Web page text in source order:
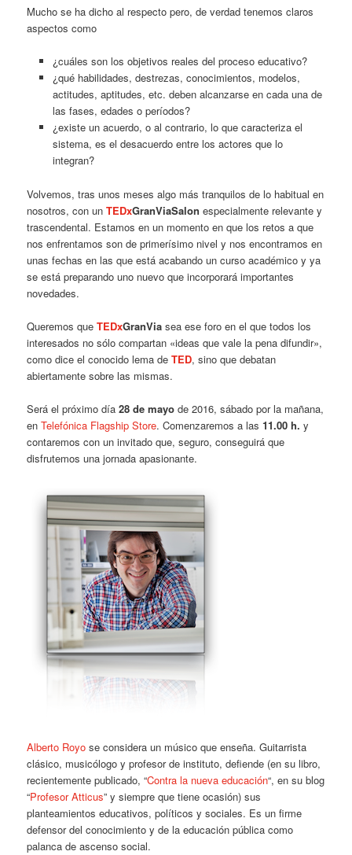
Mucho se ha dicho al respecto pero, de verdad tenemos claros
aspectos como
¿cuáles son los objetivos reales del proceso educativo?
¿qué habilidades, destrezas, conocimientos, modelos,
actitudes, aptitudes, etc. deben alcanzarse en cada una de
las fases, edades o períodos?
¿existe un acuerdo, o al contrario, lo que caracteriza el
sistema, es el desacuerdo entre los actores que lo
integran?
Volvemos, tras unos meses algo más tranquilos de lo habitual en
nosotros, con unTEDxGranViaSalon especialmente relevante y
trascendental. Estamos en un momento en que los retos a que
nos enfrentamos son de primerísimo nivel y nos encontramos en
unas fechas en las que está acabando un curso académico y ya
se está preparando uno nuevo que incorporará importantes
novedades.
Queremos queTEDxGranVia sea ese foro en el que todos los
interesados no sólo compartan «ideas que vale la pena difundir»,
como dice el conocido lema deTED, sino que debatan
abiertamente sobre las mismas.
Será el próximo día28 de mayo de 2016, sábado por la mañana,
enTelefónica Flagship Store. Comenzaremos a las11.00 h. y
contaremos con un invitado que, seguro, conseguirá que
disfrutemos una jornada apasionante.
Alberto Royo se considera un músico que enseña. Guitarrista
clásico, musicólogo y profesor de instituto, defiende (en su libro,
recientemente publicado, “Contra la nueva educación“, en su blog
“Profesor Atticus” y siempre que tiene ocasión) sus
planteamientos educativos, políticos y sociales. Es un firme
defensor del conocimiento y de la educación pública como
palanca de ascenso social.